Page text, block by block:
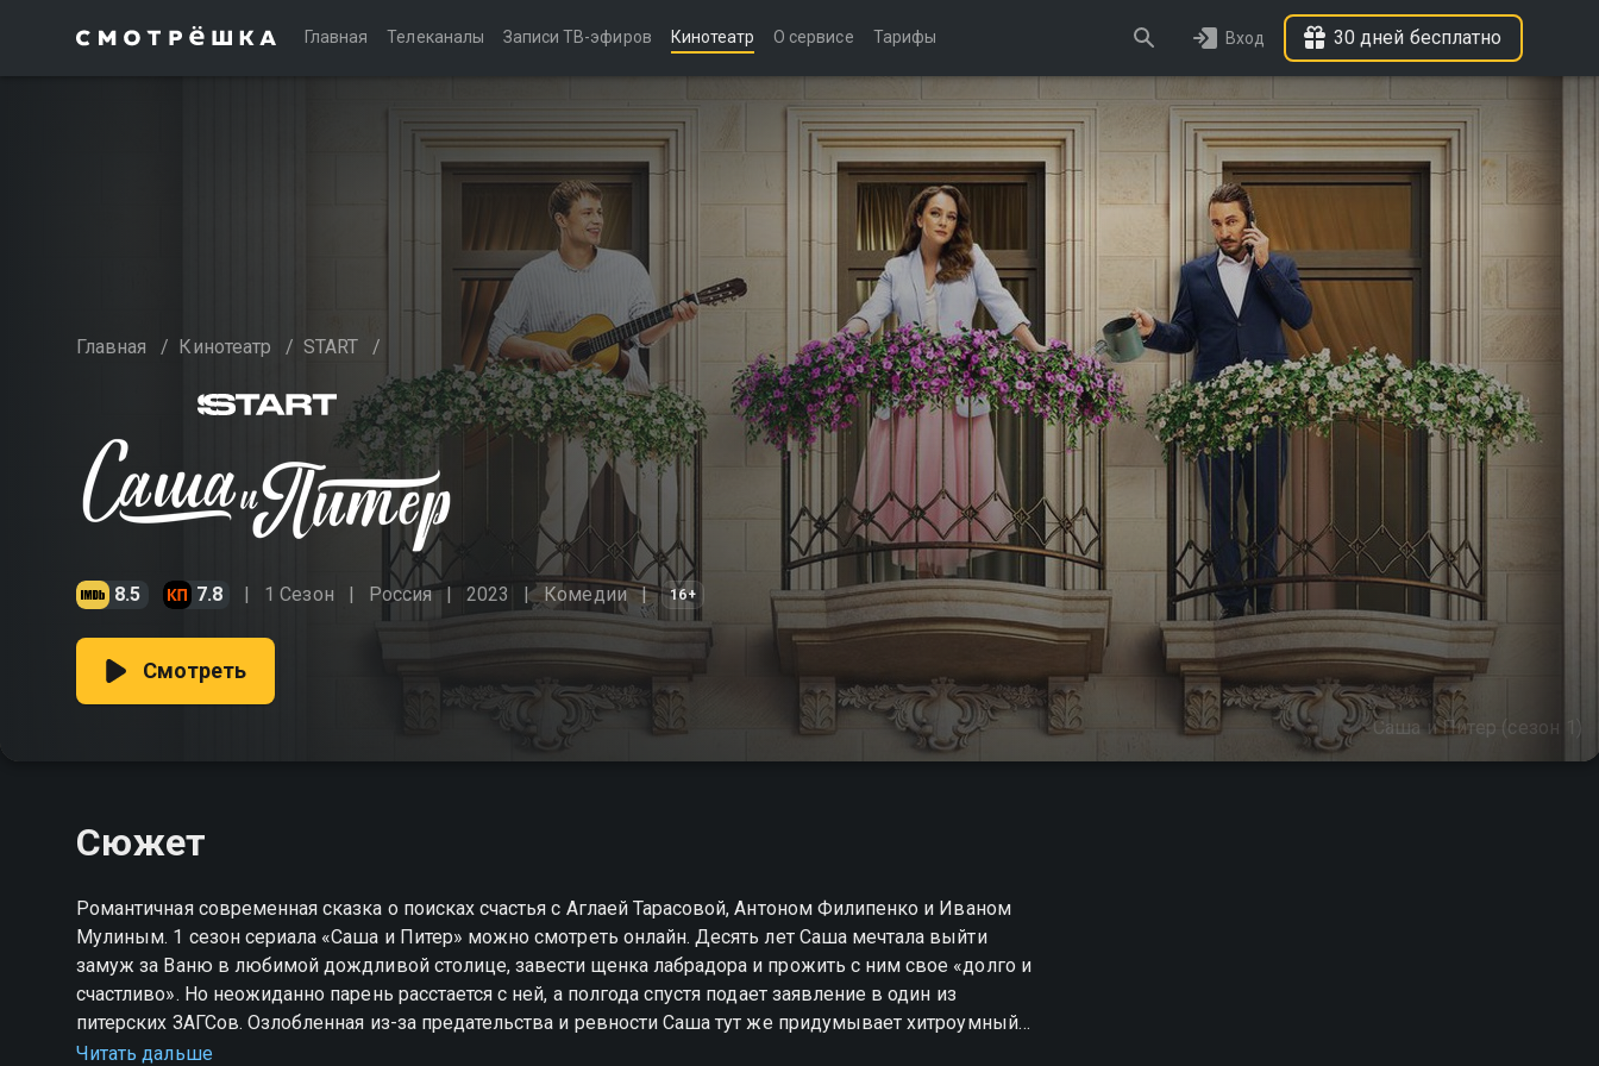
Главная Телеканалы Записи ТВ-эфиров Кинотеатр О сервисе Тарифы Вход 30 дней бесплатно
Главная / Кинотеатр / START /
8.5 7.8 1 Сезон Россия 2023 Комедии 16+
Саша и Питер (сезон 1)
Смотреть
Сюжет
Романтичная современная сказка о поисках счастья с Аглаей Тарасовой, Антоном Филипенко и Иваном
Мулиным. 1 сезон сериала «Саша и Питер» можно смотреть онлайн. Десять лет Саша мечтала выйти
замуж за Ваню в любимой дождливой столице, завести щенка лабрадора и прожить с ним свое «долго и
счастливо». Но неожиданно парень расстается с ней, а полгода спустя подает заявление в один из
питерских ЗАГСов. Озлобленная из-за предательства и ревности Саша тут же придумывает хитроумный
план мести: переехать в Санкт-Петербург, устроиться свадебным регистратором и испортить торжество
Читать дальше